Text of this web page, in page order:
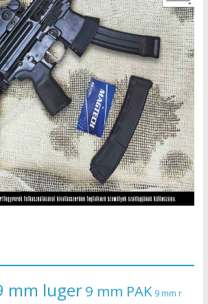
mm luger9 mm PAK 9 mm r